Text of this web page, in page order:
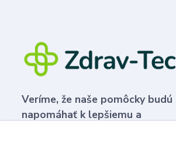
Veríme, že naše pomôcky budú
napomáhať k lepšiemu a